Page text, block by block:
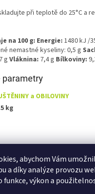
abychom Vám
a díky analýze provozu
funkce, výkon a
při teplotě do 25°C a
na 100 g: Energie: 1480 kJ /
nemastné kyseliny: 0,5 g
g Vláknina: 7,4 g Bílkoviny:
parametry
a OBILOVINY
kg